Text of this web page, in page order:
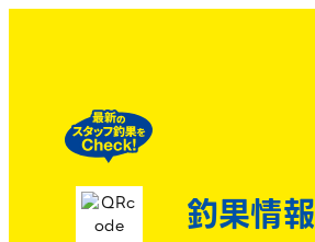
釣果情報